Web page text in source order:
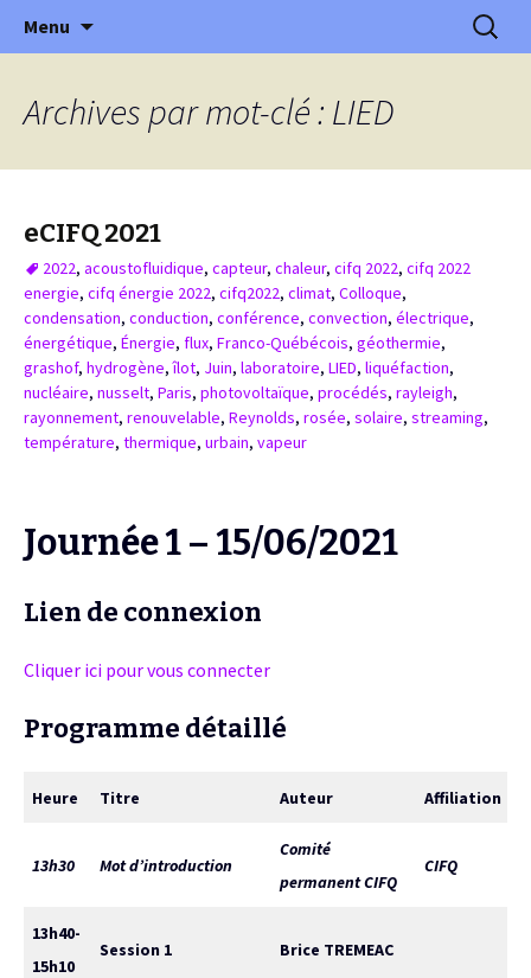
Colloque International
Franco-Québécois en Energie
XVème édition : Ville et transition
Menu
Archives par mot-clé : LIED
eCIFQ 2021
2022, acoustofluidique, capteur, chaleur, cifq 2022, cifq 2022
energie, cifq énergie 2022, cifq2022, climat, Colloque,
condensation, conduction, conférence, convection, électrique,
énergétique, Énergie, flux, Franco-Québécois, géothermie,
grashof, hydrogène,îlot, Juin, laboratoire, LIED, liquéfaction,
nucléaire, nusselt, Paris, photovoltaïque, procédés, rayleigh,
rayonnement, renouvelable, Reynolds, rosée, solaire, streaming,
température, thermique, urbain, vapeur
Journée 1 – 15/06/2021
Lien de connexion
Cliquer ici pour vous connecter
Programme détaillé
Heure Titre Auteur Affiliation
13h30 Mot d’introduction
Comité
permanent CIFQ
CIFQ
13h40-
15h10
Session 1 Brice TREMEAC